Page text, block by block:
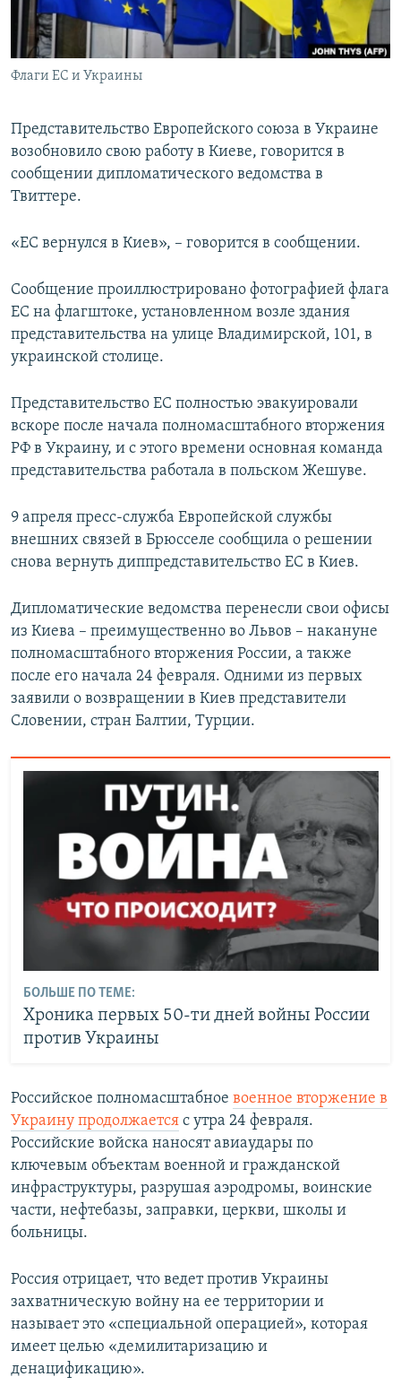
ПОБЕДИТЕЛЕЙ НЕ СУДЯТ?
КРЫМ.НЕПОКОРЕННЫЙ
ELIFBE
ПРИСОЕДИНЯЙТЕСЬ!
Все сайты RFE/RL
Флаги ЕС и Украины
Представительство Европейского союза в Украине
возобновило свою работу в Киеве, говорится в
сообщении дипломатического ведомства в
Твиттере.
«ЕС вернулся в Киев», – говорится в сообщении.
Сообщение проиллюстрировано фотографией флага
ЕС на флагштоке, установленном возле здания
представительства на улице Владимирской, 101, в
украинской столице.
Представительство ЕС полностью эвакуировали
вскоре после начала полномасштабного вторжения
РФ в Украину, и с этого времени основная команда
представительства работала в польском Жешуве.
9 апреля пресс-служба Европейской службы
внешних связей в Брюсселе сообщила о решении
снова вернуть диппредставительство ЕС в Киев.
Дипломатические ведомства перенесли свои офисы
из Киева – преимущественно во Львов – накануне
полномасштабного вторжения России, а также
после его начала 24 февраля. Одними из первых
заявили о возвращении в Киев представители
Словении, стран Балтии, Турции.
БОЛЬШЕ ПО ТЕМЕ:
Хроника первых 50-ти дней войны России
против Украины
Российское полномасштабное военное вторжение в
Украину продолжается с утра 24 февраля.
Российские войска наносят авиаудары по
ключевым объектам военной и гражданской
инфраструктуры, разрушая аэродромы, воинские
части, нефтебазы, заправки, церкви, школы и
больницы.
Россия отрицает, что ведет против Украины
захватническую войну на ее территории и
называет это «специальной операцией», которая
имеет целью «демилитаризацию и
денацификацию».